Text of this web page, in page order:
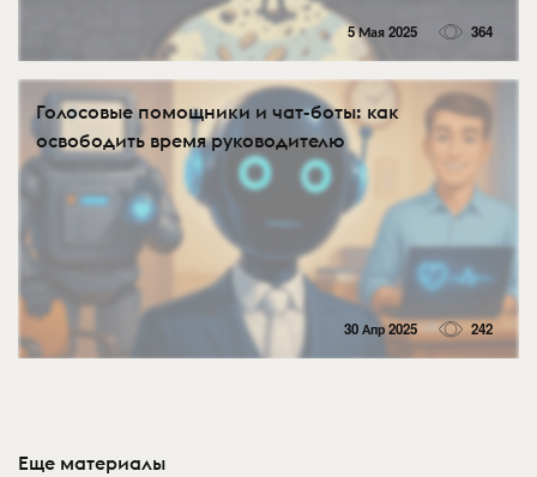
5 Мая 2025 364
Голосовые помощники и чат-боты: как
освободить время руководителю
30 Апр 2025 242
Еще материалы